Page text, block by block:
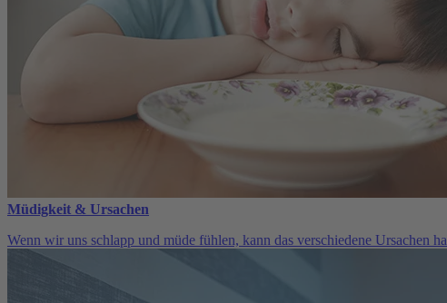
Müdigkeit & Ursachen
Wenn wir uns schlapp und müde fühlen, kann das verschiedene Ursachen